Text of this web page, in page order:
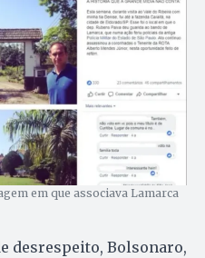
em que associava Lamarca
desrespeito, Bolsonaro,